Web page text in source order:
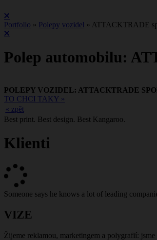
Portfolio » Polepy vozidel » ATTACKTRADE
Polep automobilu:
POLEPY VOZIDEL: ATTACKTRADE
TO CHCI TAKY »
« zpět
Best print. Best design. Best Kangaroo.
Klienti
Someone says he knows a lot of leading
VIZE
Žijeme reklamou, marketingem a polygrafií: